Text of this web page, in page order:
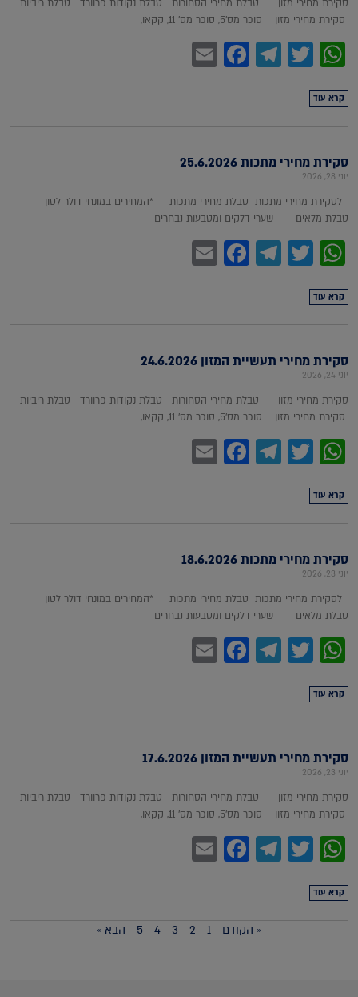
סקירת מחירי מזון טבלת מחירי הסחורות טבלת נקודות פרוורד טבלת ריביות
סקירת מחירי מזון סוכר מס'5, סוכר מס' 11, קקאו,
WhatsApp
Twitter
Telegram
Facebook
קרא עוד
סקירת מחירי מתכות 25.6.2026
יוני 28, 2026
לסקירת מחירי מתכות טבלת מחירי מתכות *המחירים במונחי דולר לטון
טבלת מלאים שערי דלקים ומטבעות נבחרים
WhatsApp
Twitter
Telegram
Facebook
קרא עוד
סקירת מחירי תעשיית המזון 24.6.2026
יוני 24, 2026
סקירת מחירי מזון טבלת מחירי הסחורות טבלת נקודות פרוורד טבלת ריביות
סקירת מחירי מזון סוכר מס'5, סוכר מס' 11, קקאו,
WhatsApp
Twitter
Telegram
Facebook
קרא עוד
סקירת מחירי מתכות 18.6.2026
יוני 23, 2026
לסקירת מחירי מתכות טבלת מחירי מתכות *המחירים במונחי דולר לטון
טבלת מלאים שערי דלקים ומטבעות נבחרים
WhatsApp
Twitter
Telegram
Facebook
קרא עוד
סקירת מחירי תעשיית המזון 17.6.2026
יוני 23, 2026
סקירת מחירי מזון טבלת מחירי הסחורות טבלת נקודות פרוורד טבלת ריביות
סקירת מחירי מזון סוכר מס'5, סוכר מס' 11, קקאו,
WhatsApp
Twitter
Telegram
Facebook
קרא עוד
« הקודם 1
2
3
4
5 הבא »